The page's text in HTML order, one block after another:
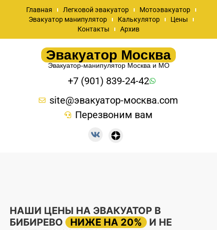
Главная Легковой эвакуатор
Мотоэвакуатор
Эвакуатор манипулятор
Калькулятор
Цены
Контакты
Архив
Эвакуатор Москва
Эвакуатор-манипулятор Москва и МО
+7 (901) 839-24-42
site@эвакуатор-москва.com
Перезвоним вам
НАШИ ЦЕНЫ НА ЭВАКУАТОР В
БИБИРЕВО
НИЖЕ НА 20%
И НЕ